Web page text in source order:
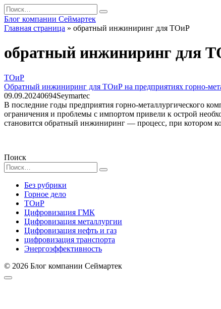
Перейти
к
содержанию
Search
for:
Блог компании Сеймартек
Главная страница » обратный инжиниринг для ТОиР
обратный инжиниринг для
ТОиР
Обратный инжиниринг для ТОиР на предприятиях горно-
09.09.20240694Seymartec
В последние годы предприятия горно-металлургического
ограничения и проблемы с импортом привели к острой
становится обратный инжиниринг — процесс, при котором
Поиск
Search
for:
Без рубрики
Горное дело
ТОиР
Цифровизация ГМК
Цифровизация металлургии
Цифровизация нефть и газ
цифровизация транспорта
Энергоэффективность
© 2026 Блог компании Сеймартек